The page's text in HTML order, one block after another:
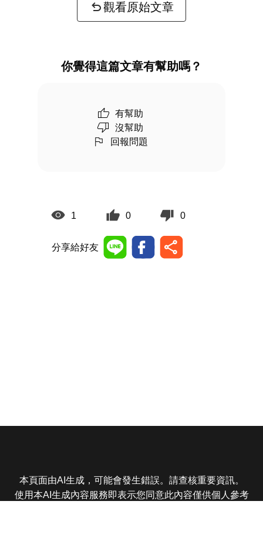
觀看原始文章
你覺得這篇文章有幫助嗎？
有幫助
沒幫助
回報問題
1 0 0
分享給好友
本頁面由AI生成，可能會發生錯誤。請查核重要資訊。
使用本AI生成內容服務即表示您同意此內容僅供個人參考